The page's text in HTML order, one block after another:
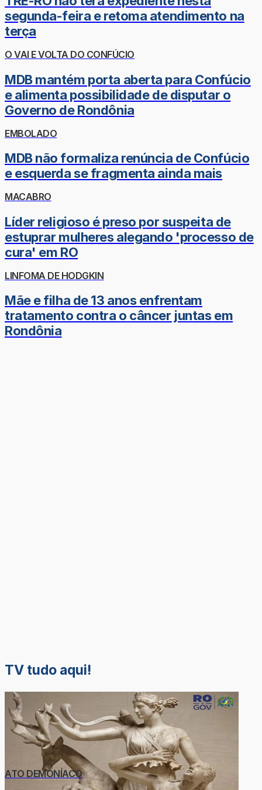
segunda-feira e retoma atendimento na
terça
O VAI E VOLTA DO CONFÚCIO
MDB mantém porta aberta para Confúcio
e alimenta possibilidade de disputar o
Governo de Rondônia
EMBOLADO
MDB não formaliza renúncia de Confúcio
e esquerda se fragmenta ainda mais
MACABRO
Líder religioso é preso por suspeita de
estuprar mulheres alegando 'processo de
cura' em RO
LINFOMA DE HODGKIN
Mãe e filha de 13 anos enfrentam
tratamento contra o câncer juntas em
Rondônia
TV tudo aqui!
ATO DEMONÍACO